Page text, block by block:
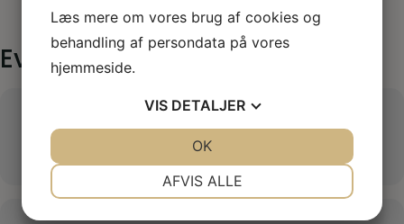
Events at this location
SCANDIC SLUSEHOLMEN
Læs mere om vores brug af cookies og
behandling af persondata på vores
hjemmeside.
VIS DETALJER
AFVIS ALLE
OK